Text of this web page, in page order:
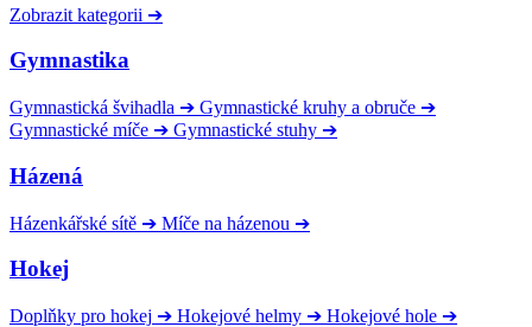
Zobrazit kategorii ➔
Gymnastika
Gymnastická švihadla ➔ Gymnastické kruhy a obruče ➔
Gymnastické míče ➔ Gymnastické stuhy ➔
Házená
Házenkářské sítě ➔ Míče na házenou ➔
Hokej
Doplňky pro hokej ➔ Hokejové helmy ➔ Hokejové hole ➔